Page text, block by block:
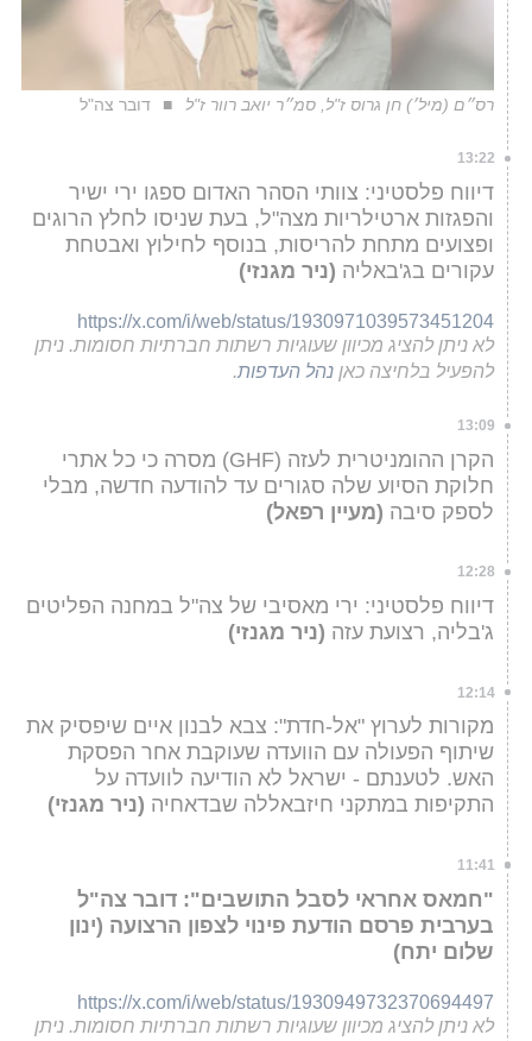
רס״ם (מיל׳) חן גרוס ז"ל, סמ״ר יואב רוור ז"ל דובר צה"ל
13:22
דיווח פלסטיני: צוותי הסהר האדום ספגו ירי ישיר
והפגזות ארטילריות מצה"ל, בעת שניסו לחלץ הרוגים
ופצועים מתחת להריסות, בנוסף לחילוץ ואבטחת
עקורים בג'באליה (ניר מגנזי)
https://x.com/i/web/status/1930971039573451204
לא ניתן להציג מכיוון שעוגיות רשתות חברתיות חסומות. ניתן
להפעיל בלחיצה כאן נהל העדפות.
13:09
הקרן ההומניטרית לעזה (GHF) מסרה כי כל אתרי
חלוקת הסיוע שלה סגורים עד להודעה חדשה, מבלי
לספק סיבה (מעיין רפאל)
12:28
דיווח פלסטיני: ירי מאסיבי של צה"ל במחנה הפליטים
ג'בליה, רצועת עזה (ניר מגנזי)
12:14
מקורות לערוץ "אל-חדת": צבא לבנון איים שיפסיק את
שיתוף הפעולה עם הוועדה שעוקבת אחר הפסקת
האש. לטענתם - ישראל לא הודיעה לוועדה על
התקיפות במתקני חיזבאללה שבדאחיה (ניר מגנזי)
11:41
"חמאס אחראי לסבל התושבים": דובר צה"ל
בערבית פרסם הודעת פינוי לצפון הרצועה (ינון
שלום יתח)
https://x.com/i/web/status/1930949732370694497
לא ניתן להציג מכיוון שעוגיות רשתות חברתיות חסומות. ניתן